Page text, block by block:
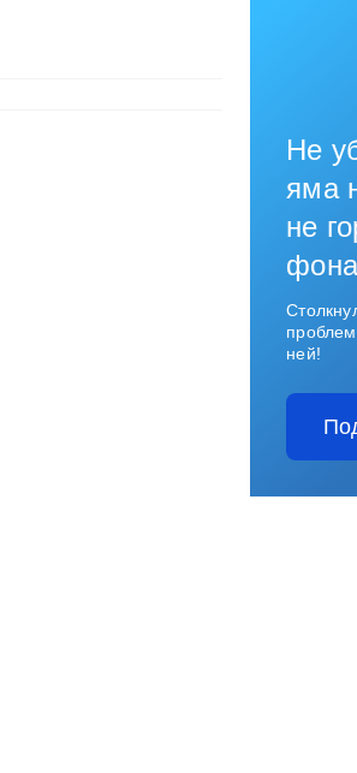
Не
яма
не
ней!